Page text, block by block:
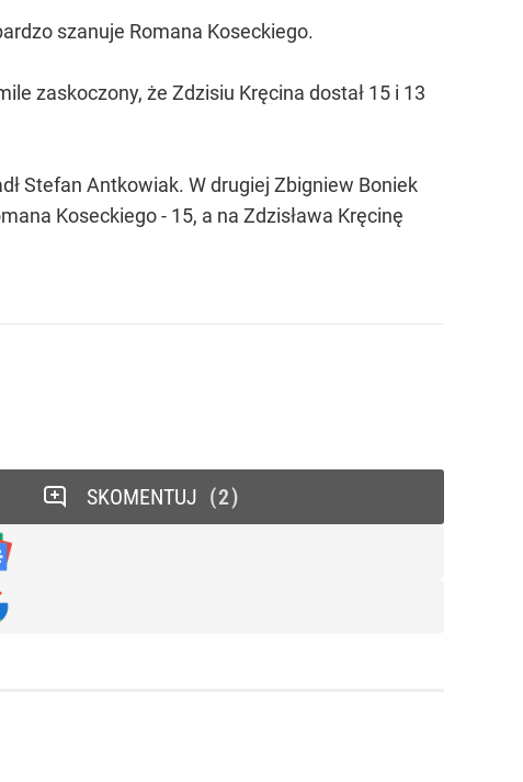
szanuje Romana Koseckiego.
zaskoczony, że Zdzisiu Kręcina dostał 15 i 13
Stefan Antkowiak. W drugiej Zbigniew Boniek
Koseckiego - 15, a na Zdzisława Kręcinę
SKOMENTUJ 2